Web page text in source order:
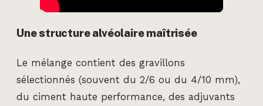
Une structure alvéolaire maîtrisée
Le mélange contient des gravillons
sélectionnés (souvent du 2/6 ou du 4/10 mm),
du ciment haute performance, des adjuvants